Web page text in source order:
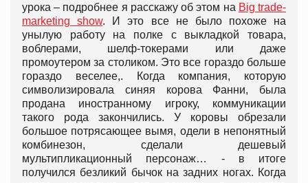
урока – подробнее я расскажу об этом на Big trade-
marketing show. И это все не было похоже на
унылую работу на полке с выкладкой товара,
воблерами, шелф-токерами или даже
промоутером за столиком. Это все гораздо больше
гораздо веселее,. Когда компания, которую
символизировала синяя корова Фанни, была
продана иностранному игроку, коммуникации
такого рода закончились. У коровы обрезали
большое потрясающее вымя, одели в непонятный
комбинезон, сделали дешевый
мультипликационный персонаж… - в итоге
получился безликий бычок на задних ногах. Когда